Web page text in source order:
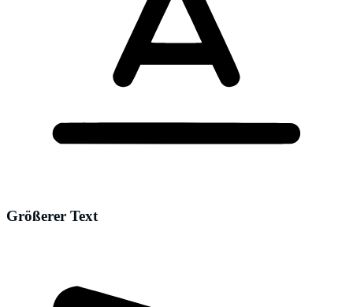
Größerer Text